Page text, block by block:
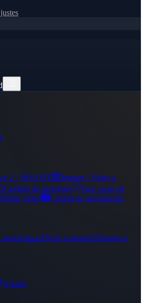
2 · 50% OFF舘Imagen / Video a
Cambio de personaje
Face swap de
Editar video﯑Control de movimiento
ﶅTexto a imagenImagen a
Ajustes